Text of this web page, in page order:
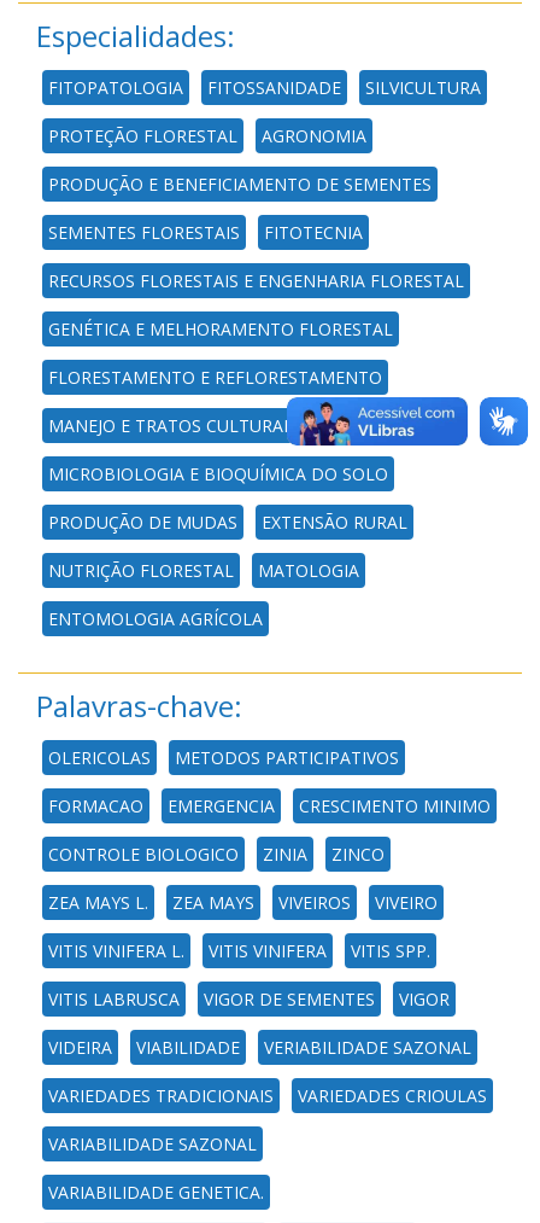
Especialidades:
FITOPATOLOGIA FITOSSANIDADE SILVICULTURA
PROTEÇÃO FLORESTAL AGRONOMIA
PRODUÇÃO E BENEFICIAMENTO DE SEMENTES
SEMENTES FLORESTAIS FITOTECNIA
RECURSOS FLORESTAIS E ENGENHARIA FLORESTAL
GENÉTICA E MELHORAMENTO FLORESTAL
FLORESTAMENTO E REFLORESTAMENTO
MANEJO E TRATOS CULTURAIS
MICROBIOLOGIA E BIOQUÍMICA DO SOLO
PRODUÇÃO DE MUDAS EXTENSÃO RURAL
NUTRIÇÃO FLORESTAL MATOLOGIA
ENTOMOLOGIA AGRÍCOLA
Palavras-chave:
OLERICOLAS METODOS PARTICIPATIVOS
FORMACAO EMERGENCIA CRESCIMENTO MINIMO
CONTROLE BIOLOGICO ZINIA ZINCO
ZEA MAYS L. ZEA MAYS VIVEIROS VIVEIRO
VITIS VINIFERA L. VITIS VINIFERA VITIS SPP.
VITIS LABRUSCA VIGOR DE SEMENTES VIGOR
VIDEIRA VIABILIDADE VERIABILIDADE SAZONAL
VARIEDADES TRADICIONAIS VARIEDADES CRIOULAS
VARIABILIDADE SAZONAL
VARIABILIDADE GENETICA.